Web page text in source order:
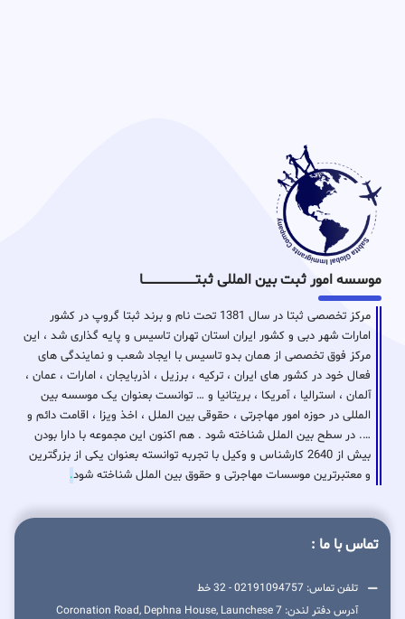
موسسه امور ثبت بین المللی ثبتـــــــــــــــــــــــــــــا
مرکز تخصصی ثبتا در سال 1381 تحت نام و برند ثبتا گروپ در کشور
امارات شهر دبی و کشور ایران استان تهران تاسیس و پایه گذاری شد ، این
مرکز فوق تخصصی از همان بدو تاسیس با ایجاد شعب و نمایندگی های
فعال خود در کشور های ایران ، ترکیه ، برزیل ، اذربایجان ، امارات ، عمان ،
آلمان ، استرالیا ، آمریکا ، بریتانیا و … توانست بعنوان یک موسسه بین
المللی در حوزه امور مهاجرتی ، حقوقی بین الملل ، اخذ ویزا ، اقامت دائم و
…. در سطح بین الملل شناخته شود . هم اکنون این مجموعه با دارا بودن
بیش از 2640 کارشناس و وکیل با تجربه توانسته بعنوان یکی از بزرگترین
و معتبرترین موسسات مهاجرتی و حقوق بین الملل شناخته شود.
تماس با ما :
تلفن تماس: 02191094757 - 32 خط
آدرس دفتر لندن: 7 Coronation Road, Dephna House, Launchese